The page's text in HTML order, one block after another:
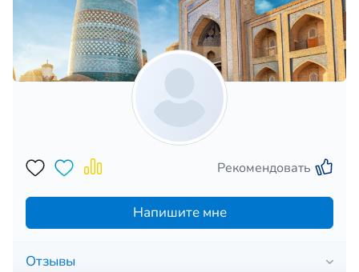
Рекомендовать
Напишите мне
Отзывы